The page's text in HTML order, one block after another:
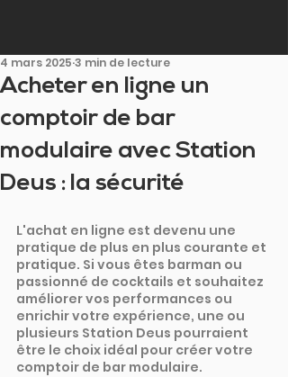
Acheter en ligne un
comptoir de bar
modulaire avec Station
Deus : la sécurité
4 mars 2025 3 min de lecture
L'achat en ligne est devenu une
pratique de plus en plus courante et
pratique. Si vous êtes barman ou
passionné de cocktails et souhaitez
améliorer vos performances ou
enrichir votre expérience, une ou
plusieurs Station Deus pourraient
être le choix idéal pour créer votre
comptoir de bar modulaire.